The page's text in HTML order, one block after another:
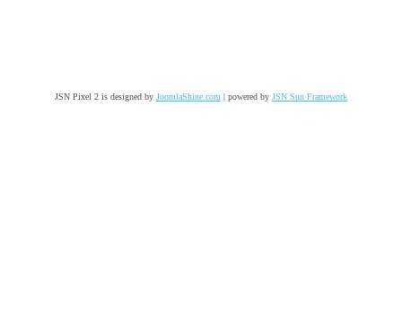
JSN Pixel 2 is designed by JoomlaShine.com | powered by JSN Sun Framework